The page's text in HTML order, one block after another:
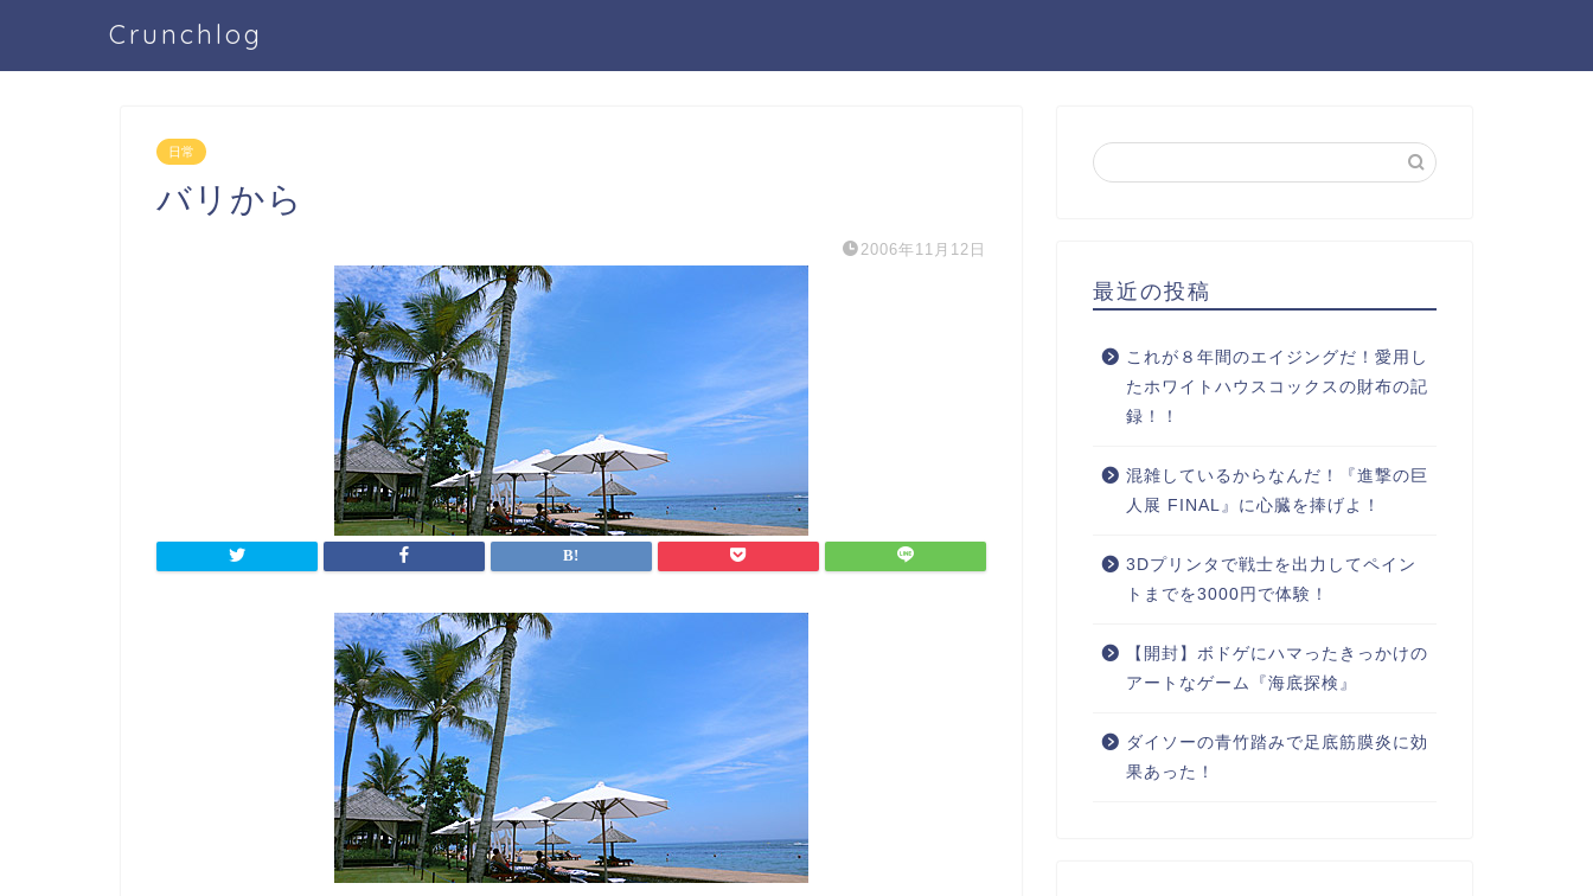
Crunchlog
日常
バリから
2006年11月12日
最近の投稿
これが８年間のエイジングだ！愛用し
たホワイトハウスコックスの財布の記
録！！
混雑しているからなんだ！『進撃の巨
人展 FINAL』に心臓を捧げよ！
3Dプリンタで戦士を出力してペイン
トまでを3000円で体験！
【開封】ボドゲにハマったきっかけの
アートなゲーム『海底探検』
ダイソーの青竹踏みで足底筋膜炎に効
果あった！